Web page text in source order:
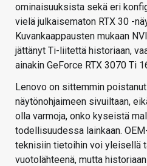
ominaisuuksista sekä eri
vielä julkaisematon RTX 30 -
Kuvankaappausten mukaan
jättänyt Ti-liitettä historiaan,
ainakin GeForce RTX 3070 Ti
Lenovo on sittemmin
näytönohjaimeen sivuiltaan,
olla varmoja, onko kyseistä
todellisuudessa lainkaan.
teknisiin tietoihin voi yleisellä
vuotolähteenä, mutta